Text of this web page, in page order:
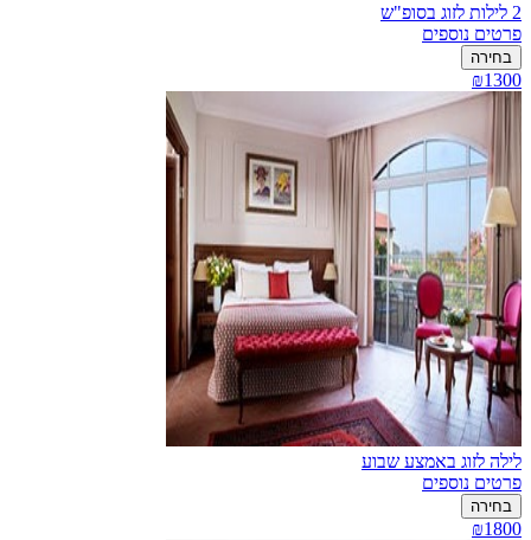
2 לילות לזוג בסופ"ש
פרטים נוספים
בחירה
₪1300
לילה לזוג באמצע שבוע
פרטים נוספים
בחירה
₪1800